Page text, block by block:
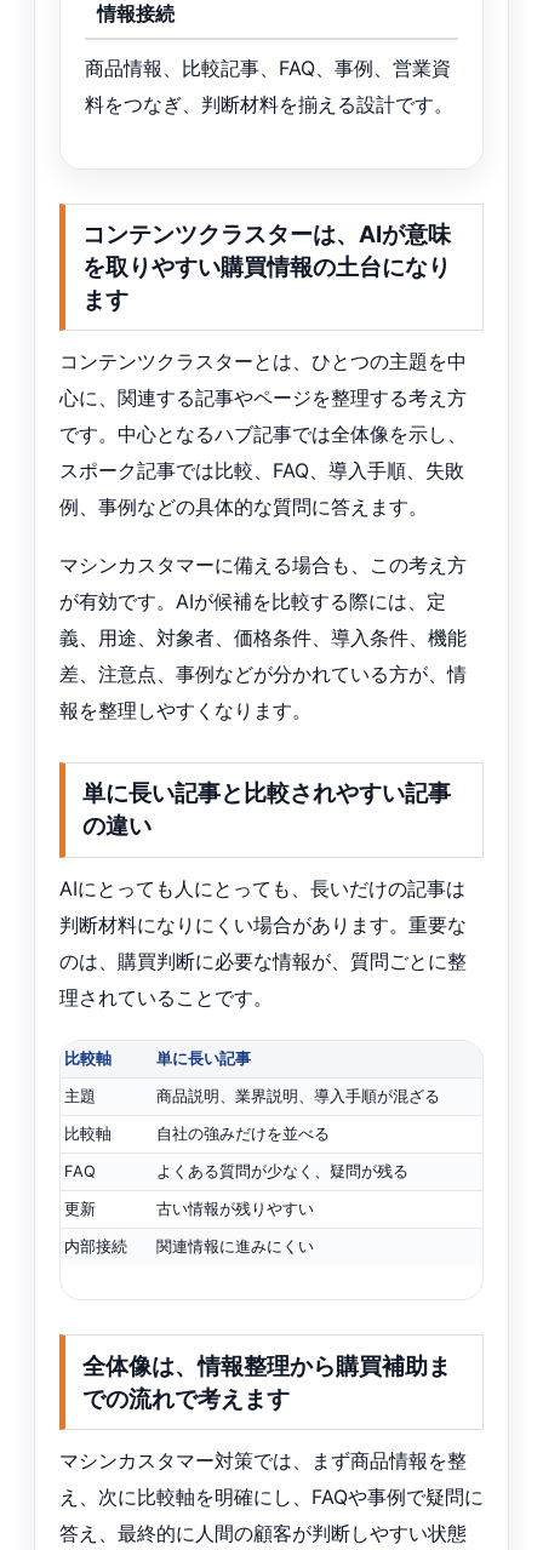
情報接続
商品情報、比較記事、FAQ、事例、営業資
料をつなぎ、判断材料を揃える設計です。
コンテンツクラスターは、AIが意味
を取りやすい購買情報の土台になり
ます
コンテンツクラスターとは、ひとつの主題を中
心に、関連する記事やページを整理する考え方
です。中心となるハブ記事では全体像を示し、
スポーク記事では比較、FAQ、導入手順、失敗
例、事例などの具体的な質問に答えます。
マシンカスタマーに備える場合も、この考え方
が有効です。AIが候補を比較する際には、定
義、用途、対象者、価格条件、導入条件、機能
差、注意点、事例などが分かれている方が、情
報を整理しやすくなります。
単に長い記事と比較されやすい記事
の違い
AIにとっても人にとっても、長いだけの記事は
判断材料になりにくい場合があります。重要な
のは、購買判断に必要な情報が、質問ごとに整
理されていることです。
比較軸 単に長い記事
主題 商品説明、業界説明、導入手順が混ざる
比較軸 自社の強みだけを並べる
FAQ よくある質問が少なく、疑問が残る
更新 古い情報が残りやすい
内部接続 関連情報に進みにくい
全体像は、情報整理から購買補助ま
での流れで考えます
マシンカスタマー対策では、まず商品情報を整
え、次に比較軸を明確にし、FAQや事例で疑問に
答え、最終的に人間の顧客が判断しやすい状態